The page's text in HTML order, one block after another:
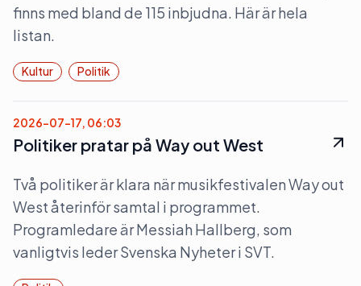
finns med bland de 115 inbjudna. Här är hela
listan.
Kultur Politik
2026-07-17, 06:03
Politiker pratar på Way out West
Två politiker är klara när musikfestivalen Way out
West återinför samtal i programmet.
Programledare är Messiah Hallberg, som
vanligtvis leder Svenska Nyheter i SVT.